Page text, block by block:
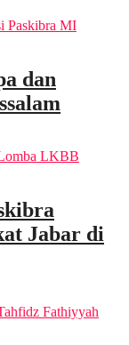
dan
Jabar di